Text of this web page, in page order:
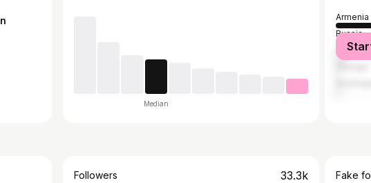
Median
Armenia
Russia
United
Followers 33.3k Fake